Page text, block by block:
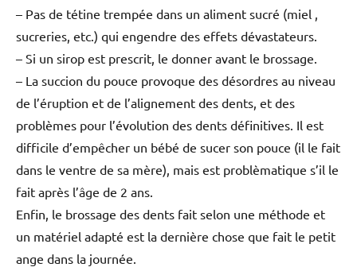
– Pas de tétine trempée dans un aliment sucré (miel ,
sucreries, etc.) qui engendre des effets dévastateurs.
– Si un sirop est prescrit, le donner avant le brossage.
– La succion du pouce provoque des désordres au niveau
de l’éruption et de l’alignement des dents, et des
problèmes pour l’évolution des dents définitives. Il est
difficile d’empêcher un bébé de sucer son pouce (il le fait
dans le ventre de sa mère), mais est problèmatique s’il le
fait après l’âge de 2 ans.
Enfin, le brossage des dents fait selon une méthode et
un matériel adapté est la dernière chose que fait le petit
ange dans la journée.